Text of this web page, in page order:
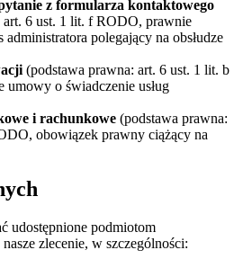
z formularza kontaktowego
art. 6 ust. 1 lit. f RODO, prawnie
administratora polegający na obsłudze
(podstawa prawna: art. 6 ust. 1 lit. b
o świadczenie usług
i rachunkowe (podstawa prawna:
obowiązek prawny ciążący na
udostępnione podmiotom
zlecenie, w szczególności: